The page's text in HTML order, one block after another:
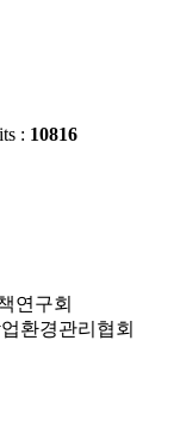
: 10816
연구회
환경관리협회